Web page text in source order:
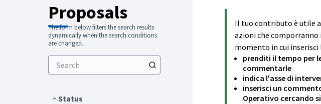
Proposals
The form below filters the search results
dynamically when the search conditions
are changed.
Status
Il tuo contributo è utile
azioni che comporranno
momento in cui
prenditi il tempo per
commentarle
indica l'asse di
inserisci un
Operativo cercando